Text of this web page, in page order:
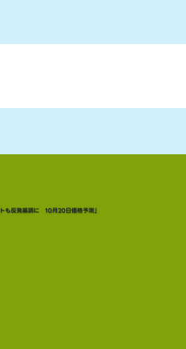
も反発基調に 10月20日価格予測」